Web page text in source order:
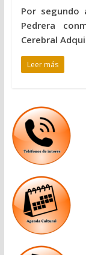
Por segundo
Pedrera
Cerebral
Leer más